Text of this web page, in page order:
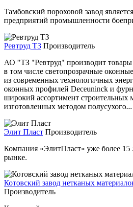
Тамбовский пороховой завод
предприятий промышленности
Ревтруд ТЗ Производитель
АО "ТЗ "Ревтруд" производит товары
в том числе светопрозрачные
из современных технологичных
оконных профилей Deceuninck и
широкий ассортимент строительных
изготовленных методом полусухого...
Элит Пласт Производитель
Компания «ЭлитПласт» уже более 15
рынке.
Котовский завод нетканых
Производитель